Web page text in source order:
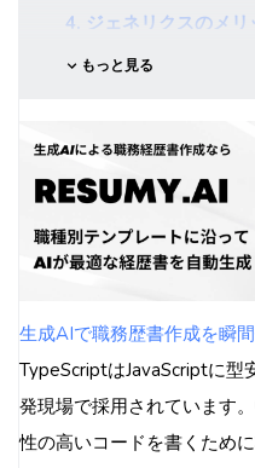
4. ジェネリクスのメリ
4.1 ジェネリクス
5. 複雑な型定義と戦
ヒント1: 必要
る
ヒント2: 型パラ
ヒント3: デフォ
ヒント5: inferキ
ヒント6: 条件付
用
ヒント7:
もっと見る
生成AIで職務歴書作成を瞬
TypeScriptはJavaScriptに型
発現場で採用されています
性の高いコードを書くため